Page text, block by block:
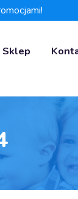
Sklep